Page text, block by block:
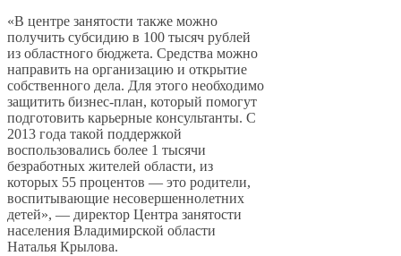
«В центре занятости также можно
получить субсидию в 100 тысяч рублей
из областного бюджета. Средства можно
направить на организацию и открытие
собственного дела. Для этого необходимо
защитить бизнес-план, который помогут
подготовить карьерные консультанты. С
2013 года такой поддержкой
воспользовались более 1 тысячи
безработных жителей области, из
которых 55 процентов — это родители,
воспитывающие несовершеннолетних
детей», — директор Центра занятости
населения Владимирской области
Наталья Крылова.